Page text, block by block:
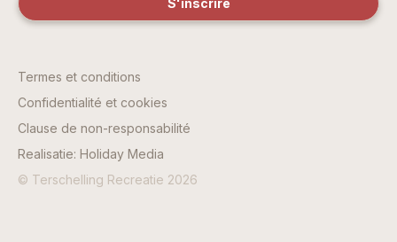
Termes et conditions
Confidentialité et cookies
Clause de non-responsabilité
Realisatie: Holiday Media
© Terschelling Recreatie 2026